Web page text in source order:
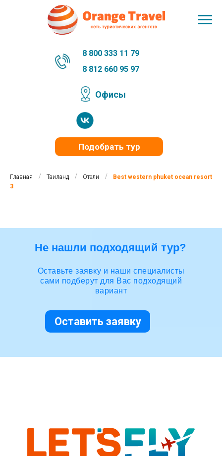
Подобрать тур
Офисы
8 812 660 95 97
8 800 333 11 79
Главная / Таиланд / Отели /
Best western phuket ocean resort
3
Оставьте заявку и наши специалисты
сами подберут для Вас подходящий
вариант
Не нашли подходящий тур?
Оставить заявку